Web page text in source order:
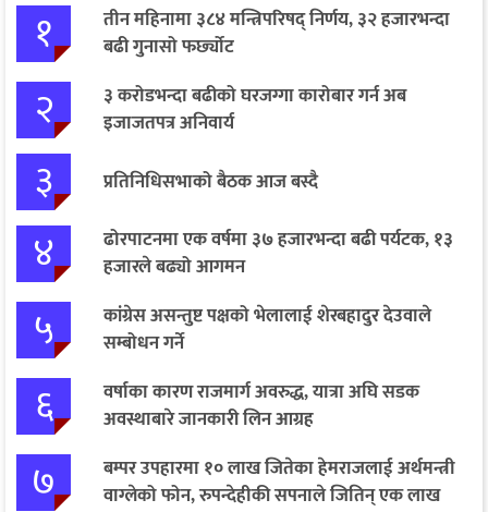
१
तीन महिनामा ३८४ मन्त्रिपरिषद् निर्णय, ३२ हजारभन्दा
बढी गुनासो फर्छ्योट
२
३ करोडभन्दा बढीको घरजग्गा कारोबार गर्न अब
इजाजतपत्र अनिवार्य
३ प्रतिनिधिसभाको बैठक आज बस्दै
४
ढोरपाटनमा एक वर्षमा ३७ हजारभन्दा बढी पर्यटक, १३
हजारले बढ्यो आगमन
५
कांग्रेस असन्तुष्ट पक्षको भेलालाई शेरबहादुर देउवाले
सम्बोधन गर्ने
६
वर्षाका कारण राजमार्ग अवरुद्ध, यात्रा अघि सडक
अवस्थाबारे जानकारी लिन आग्रह
७
बम्पर उपहारमा १० लाख जितेका हेमराजलाई अर्थमन्त्री
वाग्लेको फोन, रुपन्देहीकी सपनाले जितिन् एक लाख